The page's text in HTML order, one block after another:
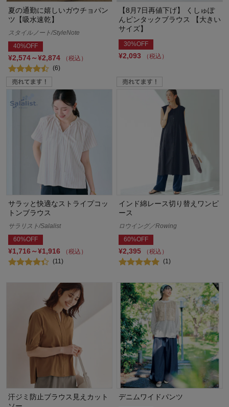
夏の通勤に嬉しいガウチョパン
ツ【吸水速乾】
スタイルノート/StyleNote
40%OFF
¥2,574～¥2,874
（税込）
(6)
【8月7日再値下げ】 くしゅぽ
んピンタックブラウス 【大きい
サイズ】
30%OFF
¥2,093 （税込）
サラッと快適なストライプコッ
トンブラウス
サラリスト/Salalist
60%OFF
¥1,716～¥1,916
（税込）
(11)
インド綿レース切り替えワンピ
ース
ロウイング／Rowing
60%OFF
¥2,395
（税込）
(1)
汗ジミ防止ブラウス見えカット
デニムワイドパンツ